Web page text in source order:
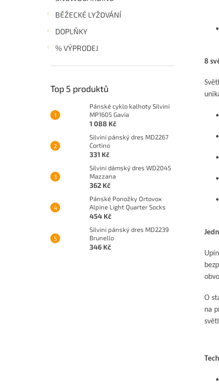
BĚŽECKÉ LYŽOVÁNÍ
DOPLŇKY
% VÝPRODEJ
Top 5 produktů
Pánské cyklo kalhoty Silvini
MP1605 Gavia
1 088 Kč
Silvini pánský dres MD2267
Cortino
331 Kč
Silvini dámský dres WD2045
Mazzana
362 Kč
Pánské Ponožky Ortovox
Alpine Light Quarter Socks
454 Kč
Silvini pánský dres MD2239
Brunello
346 Kč
8
O
na